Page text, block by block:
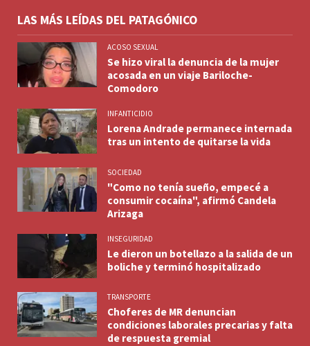
LAS MÁS LEÍDAS DEL PATAGÓNICO
ACOSO SEXUAL
Se hizo viral la denuncia de la mujer
acosada en un viaje Bariloche-
Comodoro
INFANTICIDIO
Lorena Andrade permanece internada
tras un intento de quitarse la vida
SOCIEDAD
"Como no tenía sueño, empecé a
consumir cocaína", afirmó Candela
Arizaga
INSEGURIDAD
Le dieron un botellazo a la salida de un
boliche y terminó hospitalizado
TRANSPORTE
Choferes de MR denuncian
condiciones laborales precarias y falta
de respuesta gremial